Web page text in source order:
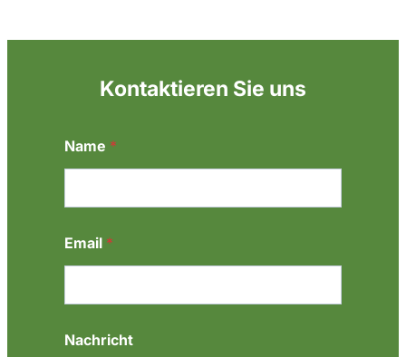
Kontaktieren Sie uns
Name *
m
a
*
Email *
Nachricht